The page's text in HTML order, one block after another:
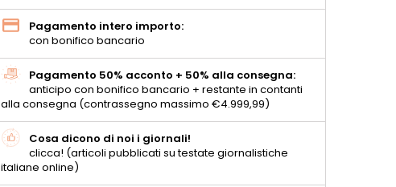
Pagamento intero importo:
con bonifico bancario
Pagamento 50% acconto + 50% alla consegna:
anticipo con bonifico bancario + restante in contanti
alla consegna (contrassegno massimo €4.999,99)
Cosa dicono di noi i giornali!
clicca! (articoli pubblicati su testate giornalistiche
italiane online)